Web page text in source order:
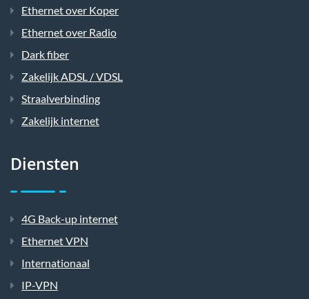
Ethernet over Koper
Ethernet over Radio
Dark fiber
Zakelijk ADSL / VDSL
Straalverbinding
Zakelijk internet
Diensten
4G Back-up internet
Ethernet VPN
Internationaal
IP-VPN